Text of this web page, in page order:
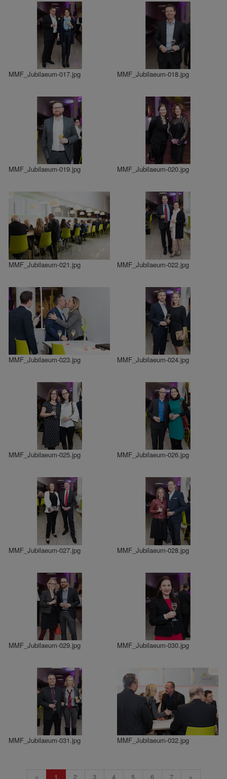
MMF_Jubilaeum-017.jpg MMF_Jubilaeum-018.jpg
MMF_Jubilaeum-019.jpg MMF_Jubilaeum-020.jpg
MMF_Jubilaeum-021.jpg MMF_Jubilaeum-022.jpg
MMF_Jubilaeum-023.jpg MMF_Jubilaeum-024.jpg
MMF_Jubilaeum-025.jpg MMF_Jubilaeum-026.jpg
MMF_Jubilaeum-027.jpg MMF_Jubilaeum-028.jpg
MMF_Jubilaeum-029.jpg MMF_Jubilaeum-030.jpg
MMF_Jubilaeum-031.jpg MMF_Jubilaeum-032.jpg
« 1 2 3 4 5 6 7 »